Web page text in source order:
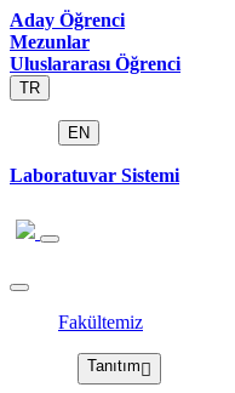
Aday Öğrenci
Mezunlar
Uluslararası Öğrenci
TR
EN
Laboratuvar Sistemi
Fakültemiz
Tanıtım